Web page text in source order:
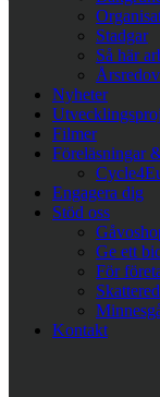
Stadgar
Så här
Nyheter
Filmer
Föreläsningar
Engagera dig
Stöd oss
Ge ett
För
Kontakt
oerhört komplext.
även om
vad gäller hälsa och
Vår nya
söker vi företag
fattigdom
Foundations
Bildtext: Loza
nya arbetsmodellen
fältarbetare i det
område i utkanten
generalsekreterare
arbetar i fält.
Loza Foundation
konkreta,
skillnad för de mest
över gränsen för
av kunskap och